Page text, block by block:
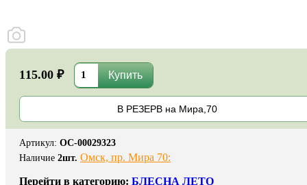
115.00 ₽
В РЕЗЕРВ на Мира,70
Артикул: ОС-00029323
Наличие 2шт. Омск, пр. Мира 70:
Перейти в категорию: БЛЕСНА ЛЕТО